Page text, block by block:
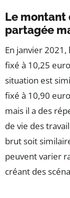
Le montant
partagée
En janvier
fixé à 10,25
situation est
fixé à 10,90
mais il a des
de vie des
brut soit
peuvent varier
créant des